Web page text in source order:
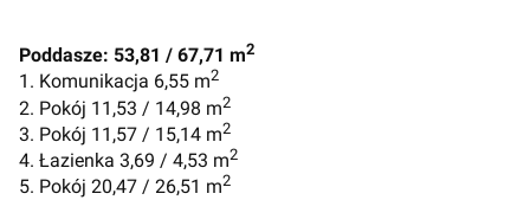
Poddasze: 53,81 / 67,71 m2
1. Komunikacja 6,55 m2
2. Pokój 11,53 / 14,98 m2
3. Pokój 11,57 / 15,14 m2
4. Łazienka 3,69 / 4,53 m2
5. Pokój 20,47 / 26,51 m2